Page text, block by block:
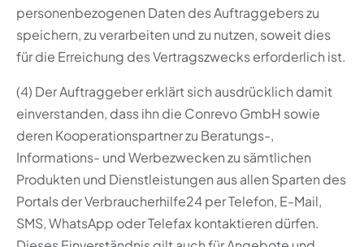
personenbezogenen Daten des Auftraggebers zu
speichern, zu verarbeiten und zu nutzen, soweit dies
für die Erreichung des Vertragszwecks erforderlich ist.
(4) Der Auftraggeber erklärt sich ausdrücklich damit
einverstanden, dass ihn die Conrevo GmbH sowie
deren Kooperationspartner zu Beratungs-,
Informations- und Werbezwecken zu sämtlichen
Produkten und Dienstleistungen aus allen Sparten des
Portals der Verbraucherhilfe24 per Telefon, E-Mail,
SMS, WhatsApp oder Telefax kontaktieren dürfen.